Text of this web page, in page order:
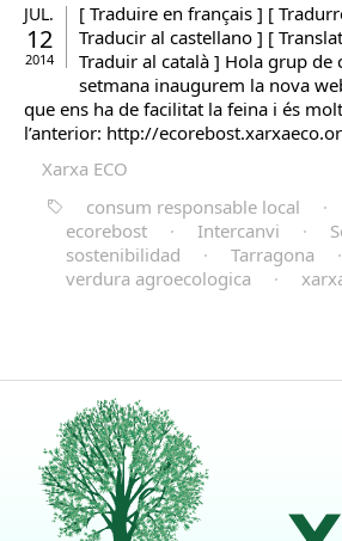
JUL.
12
2014
[ Traduire en français ] [
Traducir al castellano ] [
Traduir al català ] Hola grup de
setmana inaugurem la nova
que ens ha de facilitat la feina i és
l’anterior: http://
Xarxa ECO
consum responsable local
·
ecorebost
· Intercanvi ·
sostenibilidad
· Tarragona ·
verdura agroecologica
·